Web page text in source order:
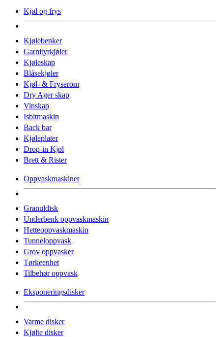
Kjøl og frys
Kjølebenker
Garnityrkjøler
Kjøleskap
Blåsekjøler
Kjøl- & Fryserom
Dry Ager skap
Vinskap
Isbitmaskin
Back bar
Kjøleplater
Drop-in Kjøl
Brett & Rister
Oppvaskmaskiner
Granuldisk
Underbenk oppvaskmaskin
Hetteoppvaskmaskin
Tunneloppvask
Grov oppvasker
Tørkeenhet
Tilbehør oppvask
Eksponeringsdisker
Varme disker
Kjølte disker